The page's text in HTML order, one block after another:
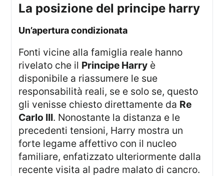
La posizione del principe harry
Un’apertura condizionata
Fonti vicine alla famiglia reale hanno
rivelato che il Principe Harry è
disponibile a riassumere le sue
responsabilità reali, se e solo se, questo
gli venisse chiesto direttamente da Re
Carlo III. Nonostante la distanza e le
precedenti tensioni, Harry mostra un
forte legame affettivo con il nucleo
familiare, enfatizzato ulteriormente dalla
recente visita al padre malato di cancro.